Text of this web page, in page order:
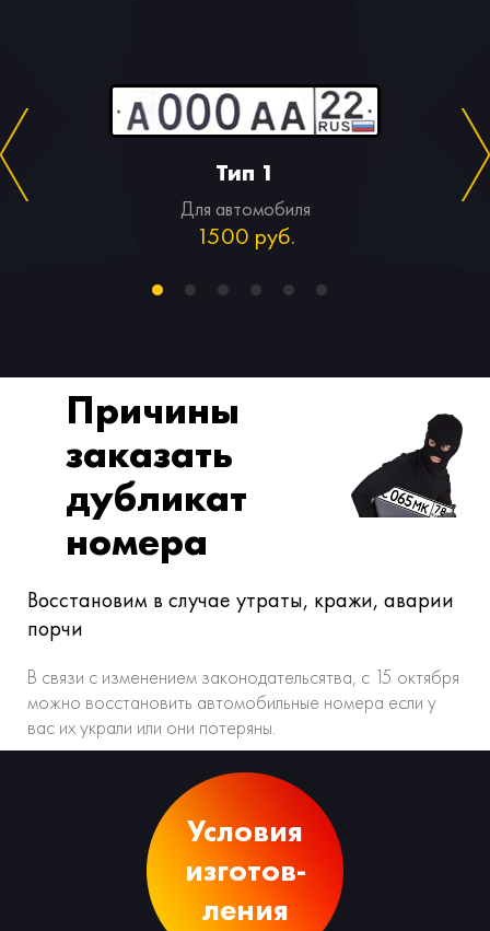
Тип 1
Для автомобиля
1500 руб.
Причины
заказать
дубликат
номера
Восстановим в случае утраты, кражи, аварии
порчи
В связи с изменением законодательсятва, с 15 октября
можно восстановить автомобильные номера если у
вас их украли или они потеряны.
Условия
изготов-
ления